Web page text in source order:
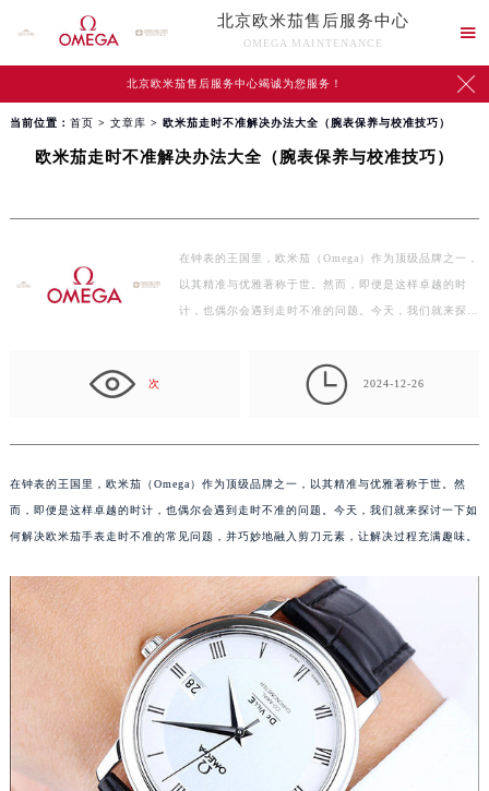
北京欧米茄售后服务中心
OMEGA MAINTENANCE

北京欧米茄售后服务中心竭诚为您服务！ 
当前位置： 首页 > 文章库 > 欧米茄走时不准解决办法大全（腕表保养与校准技巧）
欧米茄走时不准解决办法大全（腕表保养与校准技巧）
在钟表的王国里，欧米茄（Omega）作为顶级品牌之一，
以其精准与优雅著称于世。然而，即便是这样卓越的时
计，也偶尔会遇到走时不准的问题。今天，我们就来探讨
次  2024-12-26
在钟表的王国里，欧米茄（Omega）作为顶级品牌之一，以其精准与优雅著称于世。然
而，即便是这样卓越的时计，也偶尔会遇到走时不准的问题。今天，我们就来探讨一下如
何解决欧米茄手表走时不准的常见问题，并巧妙地融入剪刀元素，让解决过程充满趣味。